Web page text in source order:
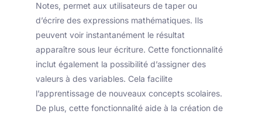
Notes, permet aux utilisateurs de taper ou
d’écrire des expressions mathématiques. Ils
peuvent voir instantanément le résultat
apparaître sous leur écriture. Cette fonctionnalité
inclut également la possibilité d’assigner des
valeurs à des variables. Cela facilite
l’apprentissage de nouveaux concepts scolaires.
De plus, cette fonctionnalité aide à la création de